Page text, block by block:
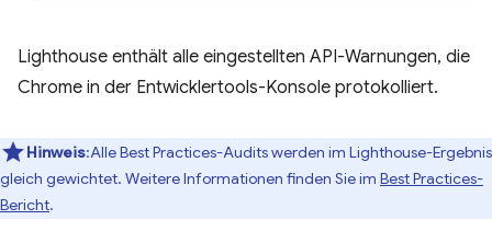
Lighthouse enthält alle eingestellten API-Warnungen, die
Chrome in der Entwicklertools-Konsole protokolliert.
Hinweis:Alle Best Practices-Audits werden im Lighthouse-Ergebnis
gleich gewichtet. Weitere Informationen finden Sie im Best Practices-
Bericht.